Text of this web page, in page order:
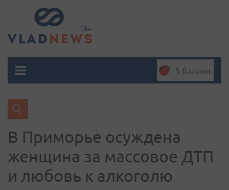
5 баллов
В Приморье осуждена
женщина за массовое ДТП
и любовь к алкоголю